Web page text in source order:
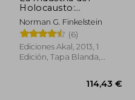
Holocausto:
Reflexiones Sobre la
Explotación del
Sufrimiento Judío
Norman G. Finkelstein
(6)
Ediciones Akal, 2013, 1
Edición, Tapa Blanda,